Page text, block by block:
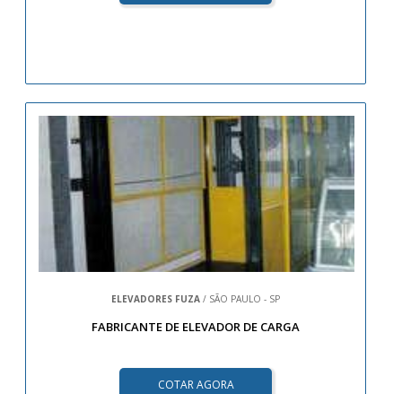
ELEVADORES FUZA / SÃO PAULO - SP
FABRICANTE DE ELEVADOR DE CARGA
COTAR AGORA